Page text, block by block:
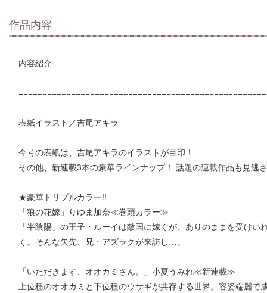
作品内容
内容紹介
表紙イラスト／吉尾アキラ
今号の表紙は、吉尾アキラのイラストが目印！
その他、新連載3本の豪華ラインナップ！ 話題の連載作品も見逃
★豪華トリプルカラー!!
「狼の花嫁」りゆま加奈≪巻頭カラー≫
「半陰陽」の王子・ルーイは敵国に嫁ぐが、ありのままを受け
く。そんな矢先、兄・アズラクが来訪し…。
「いただきます、オオカミさん。」小夏うみれ≪新連載≫
上位種のオオカミと下位種のウサギが共存する世界。容姿端麗で